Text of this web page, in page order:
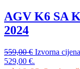
AGV K6 SA
2024
559,00€ Izvorna
529,00 €.